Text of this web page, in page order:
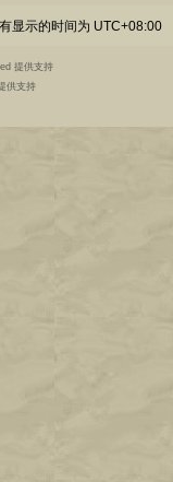
显示的时间为 UTC+08:00
提供支持
供支持